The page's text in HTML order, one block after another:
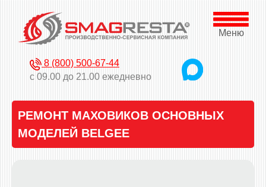
Меню
8 (800) 500-67-44
с 09.00 до 21.00 ежедневно
РЕМОНТ МАХОВИКОВ ОСНОВНЫХ
МОДЕЛЕЙ BELGEE